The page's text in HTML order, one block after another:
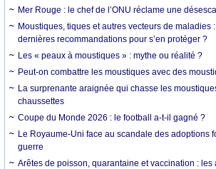
Mer Rouge : le chef de l’ONU réclame une
Moustiques, tiques et autres vecteurs de maladies
dernières recommandations pour s’en protéger ?
Les « peaux à moustiques » : mythe ou réalité ?
Peut-on combattre les moustiques avec des
La surprenante araignée qui chasse les
chaussettes
Coupe du Monde 2026 : le football a-t-il gagné ?
Le Royaume-Uni face au scandale des adoptions
guerre
Arêtes de poisson, quarantaine et vaccination : les